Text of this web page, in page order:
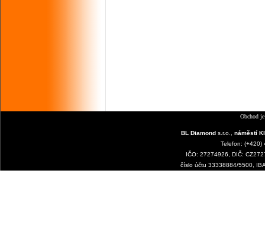
Obchod
BL Diamonds.r.o., náměstí
Telefon: (+420)
IČO: 27274926, DIČ:
číslo účtu 33338884/5500,